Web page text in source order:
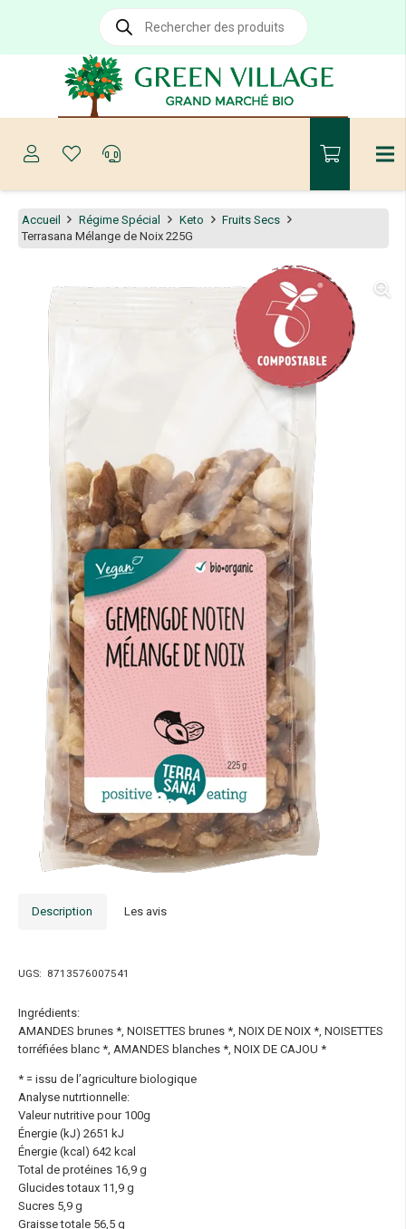
Recherche
produits
Accueil Régime Spécial Keto
Fruits Secs
Terrasana Mélange de Noix 225G
Description Les avis
UGS: 8713576007541
Ingrédients:
AMANDES brunes *, NOISETTES brunes *, NOIX DE NOIX *, NOISETTES
torréfiées blanc *, AMANDES blanches *, NOIX DE CAJOU *
* = issu de l’agriculture biologique
Analyse nutrtionnelle:
Valeur nutritive pour 100g
Énergie (kJ) 2651 kJ
Énergie (kcal) 642 kcal
Total de protéines 16,9 g
Glucides totaux 11,9 g
Sucres 5,9 g
Graisse totale 56,5 g